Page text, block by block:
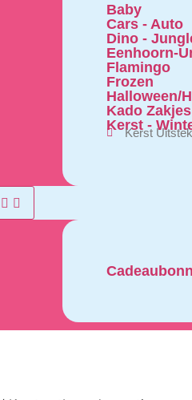
Baby
Cars - Auto
Dino -
Eenhoorn-
Flamingo
Frozen
Halloween/
Kado
Kerst -
Kerst